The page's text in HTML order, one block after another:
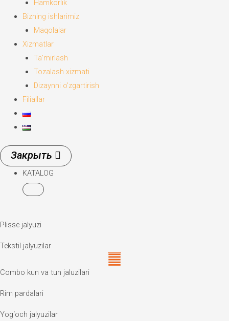
Hamkorlik
Bizning ishlarimiz
Maqolalar
Xizmatlar
Ta’mirlash
Tozalash xizmati
Dizaynni o’zgartirish
Filiallar
KATALOG
Plisse jalyuzi
Tekstil jalyuzilar
Combo kun va tun jaluzilari
Rim pardalari
Yog‘och jalyuzilar